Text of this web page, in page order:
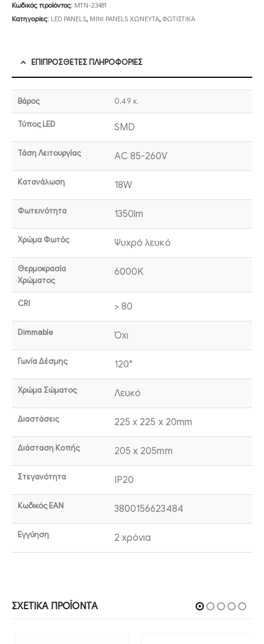
Κωδικός προϊόντος: MTN-23481
Κατηγορίες: LED PANELS, MINI PANELS ΧΩΝΕΥΤΑ, ΦΩΤΙΣΤΙΚΑ
ΕΠΙΠΡΌΣΘΕΤΕΣ ΠΛΗΡΟΦΟΡΊΕΣ
Βάρος 0,49 κ.
Τύπος LED SMD
Τάση Λειτουργίας AC 85-260V
Κατανάλωση 18W
Φωτεινότητα 1350lm
Χρώμα Φωτός Ψυχρό λευκό
Θερμοκρασία
Χρώματος
6000K
CRI > 80
Dimmable Όχι
Γωνία Δέσμης 120°
Χρώμα Σώματος Λευκό
Διαστάσεις 225 x 225 x 20mm
Διάσταση Κοπής 205 x 205mm
Στεγανότητα IP20
Κωδικός EAN 3800156623484
Εγγύηση 2 χρόνια
ΣΧΕΤΙΚΆ ΠΡΟΪΌΝΤΑ